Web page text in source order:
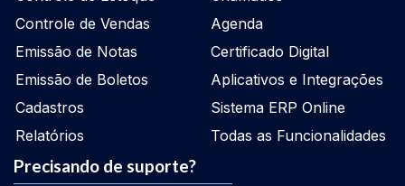
Controle de Vendas
Emissão de Notas
Emissão de Boletos
Cadastros
Relatórios
Agenda
Certificado Digital
Aplicativos e Integrações
Sistema ERP Online
Todas as Funcionalidades
Precisando de suporte?